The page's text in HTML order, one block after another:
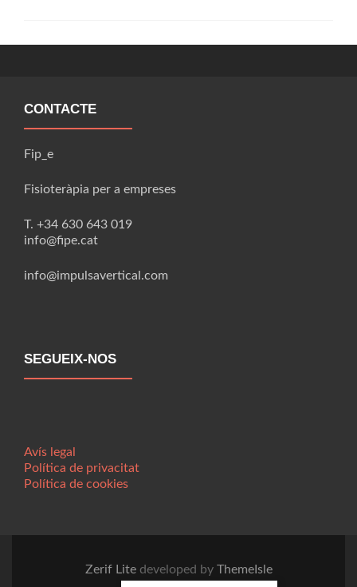
CONTACTE
Fip_e
Fisioteràpia per a empreses
T. +34 630 643 019
info@fipe.cat
info@impulsavertical.com
SEGUEIX-NOS
Avís legal
Política de privacitat
Política de cookies
Zerif Lite developed by ThemeIsle